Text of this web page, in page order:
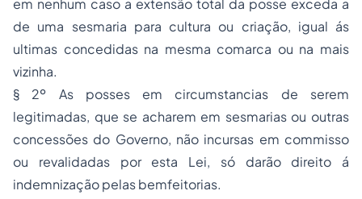
em nenhum caso a extensão total da posse exceda a
de uma sesmaria para cultura ou criação, igual ás
ultimas concedidas na mesma comarca ou na mais
vizinha.
§ 2º As posses em circumstancias de serem
legitimadas, que se acharem em sesmarias ou outras
concessões do Governo, não incursas em commisso
ou revalidadas por esta Lei, só darão direito á
indemnização pelas bemfeitorias.